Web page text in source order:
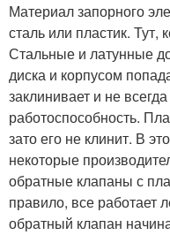
Материал запорного
сталь или пластик. Тут,
Стальные и латунные
диска и корпусом
заклинивает и не
работоспособность.
зато его не клинит. В
некоторые
обратные клапаны с
правило, все работает
обратный клапан